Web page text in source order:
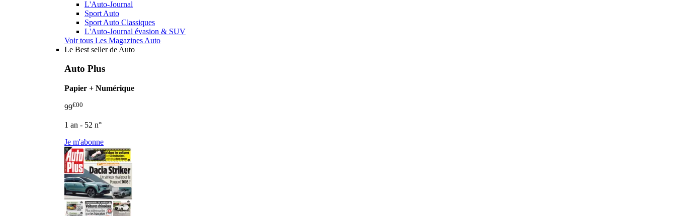
L'Auto-Journal
Sport Auto
Sport Auto Classiques
L'Auto-Journal évasion & SUV
Voir tous Les Magazines Auto
Le Best seller de Auto
Auto Plus
Papier + Numérique
99€00
1 an - 52 n°
Je m'abonne